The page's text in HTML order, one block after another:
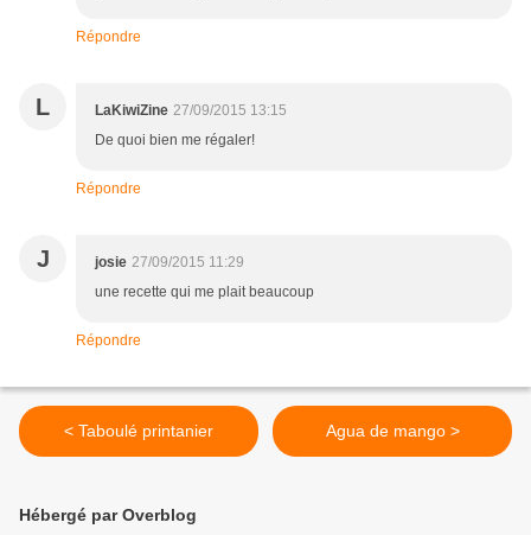
Répondre
L LaKiwiZine 27/09/2015 13:15
De quoi bien me régaler!
Répondre
J josie 27/09/2015 11:29
une recette qui me plait beaucoup
Répondre
< Taboulé printanier Agua de mango >
Hébergé par Overblog